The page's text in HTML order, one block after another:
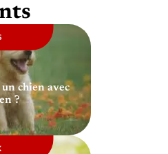
chien avec
?